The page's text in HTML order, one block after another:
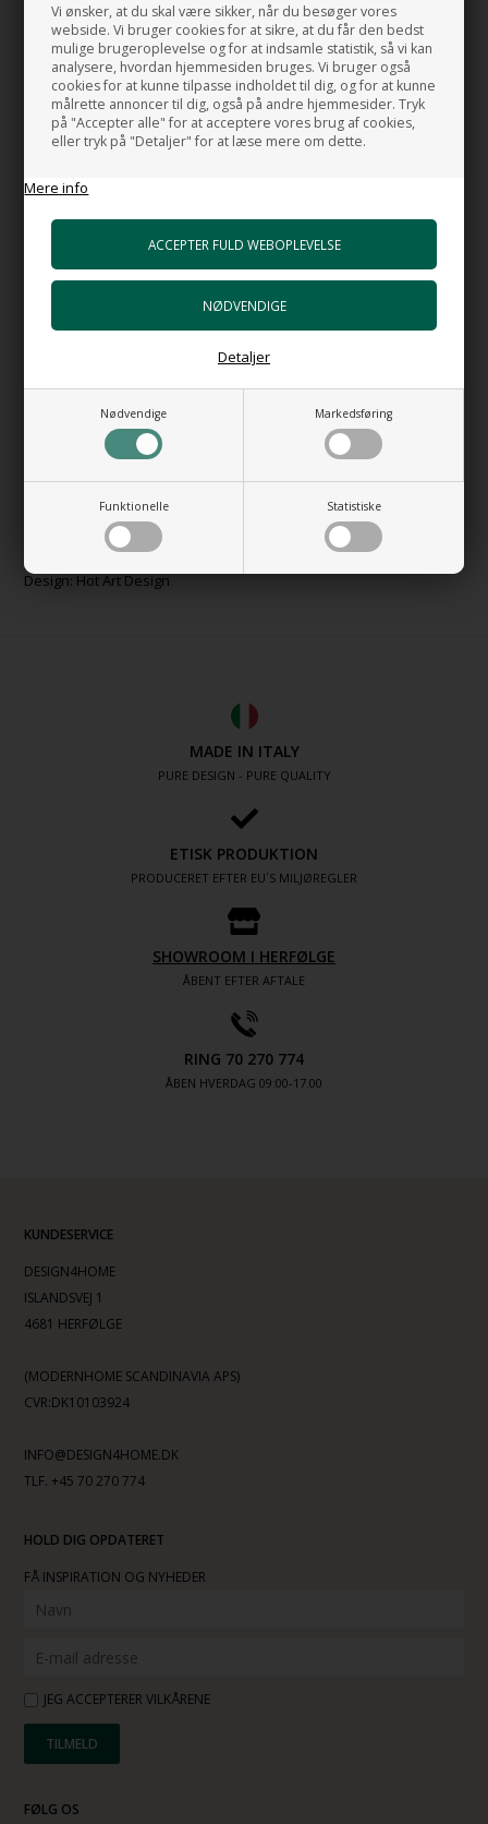
Vi ønsker, at du skal være sikker, når du besøger vores
webside. Vi bruger cookies for at sikre, at du får den bedst
mulige brugeroplevelse og for at indsamle statistik, så vi kan
analysere, hvordan hjemmesiden bruges. Vi bruger også
cookies for at kunne tilpasse indholdet til dig, og for at kunne
målrette annoncer til dig, også på andre hjemmesider. Tryk
på "Accepter alle" for at acceptere vores brug af cookies,
eller tryk på "Detaljer" for at læse mere om dette.
Mere info
Nødvendige Markedsføring
Funktionelle Statistiske
Detaljer
E-mærke certificeret
Beskrivelse Mål og Data
Lækker håndklædetørrer til den kræsne forbruger der stiller høje
krav til design og kvalitet.
Læg mærke den fuldendte finish, her er ingen svejse klatter eller
Bredde: 58 cm.
Dybde total: 4 cm.
Centerafstand: 54 cm.
Væg midt rør: cm.
Tilslutning: 1/2"
Ydelse: 596 Watt.
Design: Hot Art Design
MADE IN ITALY
PURE DESIGN - PURE QUALITY
ETISK PRODUKTION
PRODUCERET EFTER EU´S MILJØREGLER
SHOWROOM I HERFØLGE
ÅBENT EFTER AFTALE
RING 70 270 774
ÅBEN HVERDAG 09:00-17.00
KUNDESERVICE
DESIGN4HOME
ISLANDSVEJ 1
4681 HERFØLGE
(MODERNHOME SCANDINAVIA APS)
CVR:DK10103924
INFO@DESIGN4HOME.DK
TLF. +45 70 270 774
HOLD DIG OPDATERET
FÅ INSPIRATION OG NYHEDER
JEG ACCEPTERER VILKÅRENE
FØLG OS